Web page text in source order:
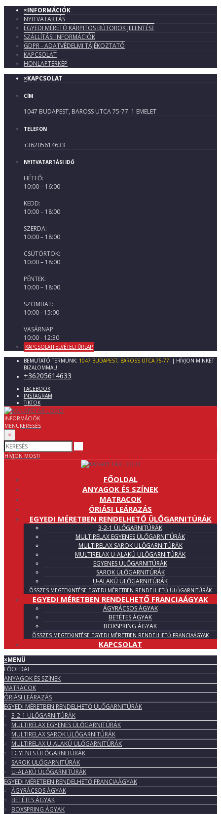
×INFORMÁCIÓK
NYITVATARTÁS
EGYEDI MÉRETŰ KÁRPITOS BÚTOROK JELENTÉSE
SZÁLLÍTÁSI INFORMÁCIÓK
GDPR - ADATVÉDELMI TÁJÉKOZTATÓ
KAPCSOLAT
HONLAPTÉRKÉP
×KAPCSOLAT
CÍM
1047 BUDAPEST, BAROSS UTCA 75-77. 1 EMELET
TELEFON
+36205614633
NYITVATARTÁSI IDŐ
HÉTFŐ:
10:00 – 16:00
KEDD:
10:00 – 18:00
SZERDA:
10:00 – 18:00
CSÜTÖRTÖK:
10:00 – 18:00
PÉNTEK:
10:00 – 18:00
SZOMBAT:
10:00 - 15:00
VASÁRNAP:
10:00 - 12:30
KAPCSOLATFELVÉTELI ŰRLAP
BEMUTATÓ TERMÜNK: 1047 BUDAPEST, BAROSS UTCA 75-77.
| HÍVJON MINKET
BIZALOMMAL!
+36205614633
FACEBOOK
INSTAGRAM
TIKTOK
INFORMÁCIÓK
MENÜKERESÉS
×
HÍVJON MOST!
FŐOLDAL
ANYAGOK ÉS SZÍNEK
MATRACOK
ÓRIÁSI LEÁRAZÁS
EGYEDI MÉRETBEN RENDELHETŐ ÜLŐGARNITÚRÁK
3-2-1 ÜLŐGARNITÚRÁK
MULTIRELAX EGYENES ÜLŐGARNITÚRÁK
MULTIRELAX SAROK ÜLŐGARNITÚRÁK
MULTIRELAX U-ALAKÚ ÜLŐGARNITÚRÁK
EGYENES ÜLŐGARNITÚRÁK
SAROK ÜLŐGARNITÚRÁK
U-ALAKÚ ÜLŐGARNITÚRÁK
ÖSSZES MEGTEKINTÉSE EGYEDI MÉRETBEN RENDELHETŐ ÜLŐGARNITÚRÁK
EGYEDI MÉRETBEN RENDELHETŐ FRANCIAÁGYAK
ÁGYRÁCSOS ÁGYAK
BETÉTES ÁGYAK
BOXSPRING ÁGYAK
ÖSSZES MEGTEKINTÉSE EGYEDI MÉRETBEN RENDELHETŐ FRANCIAÁGYAK
KAPCSOLAT
×MENÜ
FŐOLDAL
ANYAGOK ÉS SZÍNEK
MATRACOK
ÓRIÁSI LEÁRAZÁS
EGYEDI MÉRETBEN RENDELHETŐ ÜLŐGARNITÚRÁK
3-2-1 ÜLŐGARNITÚRÁK
MULTIRELAX EGYENES ÜLŐGARNITÚRÁK
MULTIRELAX SAROK ÜLŐGARNITÚRÁK
MULTIRELAX U-ALAKÚ ÜLŐGARNITÚRÁK
EGYENES ÜLŐGARNITÚRÁK
SAROK ÜLŐGARNITÚRÁK
U-ALAKÚ ÜLŐGARNITÚRÁK
EGYEDI MÉRETBEN RENDELHETŐ FRANCIAÁGYAK
ÁGYRÁCSOS ÁGYAK
BETÉTES ÁGYAK
BOXSPRING ÁGYAK